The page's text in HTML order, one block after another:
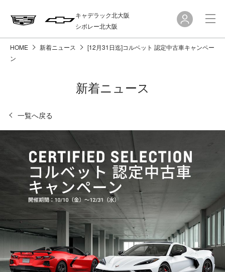
キャデラック北大阪
シボレー北大阪
HOME 新着ニュース
[12月31日迄]コルベット 認定中古車キャンペー
ン
新着ニュース
一覧へ戻る